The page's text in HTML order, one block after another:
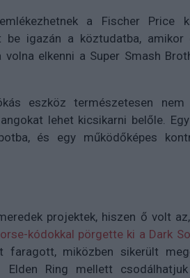
a Fischer Price
be igazán a köztudatba,
elkenni a Super Smash
eszköz természetesen nem
lehet kicsikarni belőle.
és egy működőképes
projektek, hiszen ő volt
kódokkal pörgette ki a Dark
faragott, miközben sikerült
Ring mellett